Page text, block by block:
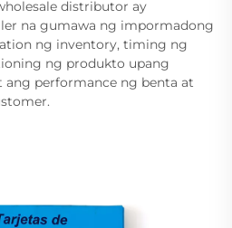
distributor ay
na gumawa ng impormadong
ng inventory, timing ng
ng produkto upang
performance ng benta at